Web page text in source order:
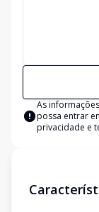
As
possa entrar
privacidade e